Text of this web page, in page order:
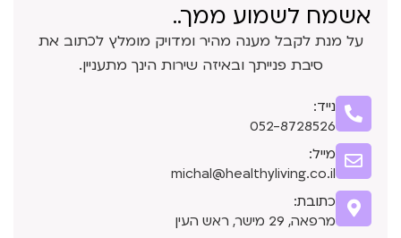
אשמח לשמוע ממך..
על מנת לקבל מענה מהיר ומדויק מומלץ לכתוב את
סיבת פנייתך ובאיזה שירות הינך מתעניין.
נייד:
052-8728526
מייל:
michal@healthyliving.co.il
כתובת:
מרפאה, 29 מישר, ראש העין